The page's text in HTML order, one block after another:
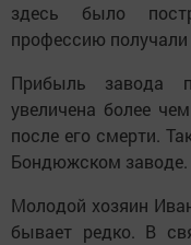
здесь было
профессию получали
Прибыль завода
увеличена более
после его смерти.
Бондюжском заводе.
Молодой хозяин
бывает редко. В